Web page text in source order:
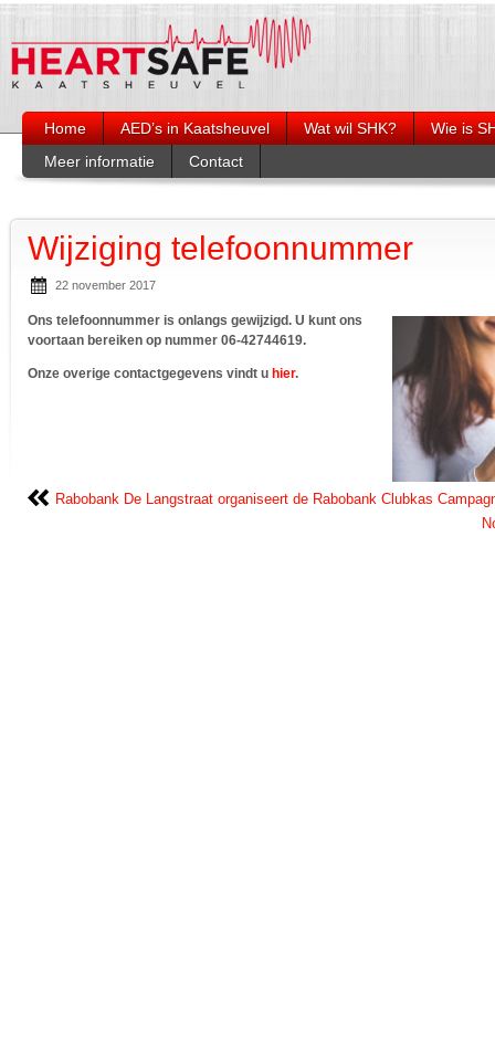
Home AED’s in Kaatsheuvel Wat wil SHK? Wie is
Meer informatie Contact
Artikelen Duinkoerier
Nazorg
Wijziging telefoonnummer
22 november 2017
Ons telefoonnummer is onlangs gewijzigd. U kunt ons
voortaan bereiken op nummer 06-42744619.
Onze overige contactgegevens vindt u hier.
Rabobank De Langstraat organiseert de Rabobank Clubkas